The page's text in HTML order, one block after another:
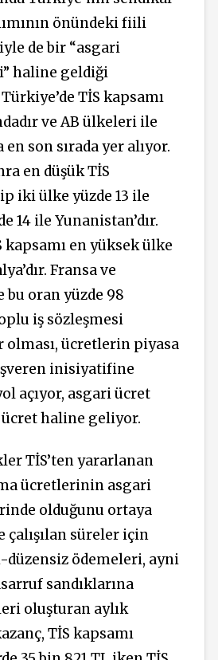
önündeki fiili
de bir “asgari
haline geldiği
TİS kapsamı
ve AB ülkeleri ile
en son sırada yer alıyor.
en düşük TİS
iki ülke yüzde 13 ile
14 ile Yunanistan’dır.
kapsamı en yüksek ülke
Fransa ve
bu oran yüzde 98
iş sözleşmesi
olması, ücretlerin piyasa
inisiyatifine
açıyor, asgari ücret
haline geliyor.
TİS’ten yararlanan
ücretlerinin asgari
olduğunu ortaya
çalışılan süreler için
düzensiz ödemeleri, ayni
sandıklarına
oluşturan aylık
TİS kapsamı